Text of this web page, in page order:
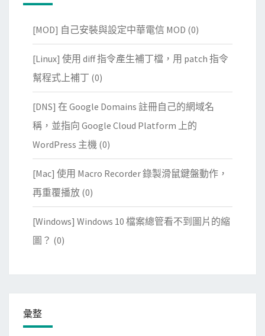
[MOD] 自己安裝與設定中華電信 MOD (0)
[Linux] 使用 diff 指令產生補丁檔，用 patch 指令
幫程式上補丁 (0)
[DNS] 在 Google Domains 註冊自己的網域名
稱，並指向 Google Cloud Platform 上的
WordPress 主機 (0)
[Mac] 使用 Macro Recorder 錄製滑鼠鍵盤動作，
再重覆播放 (0)
[Windows] Windows 10 檔案總管看不到圖片的縮
圖？ (0)
彙整